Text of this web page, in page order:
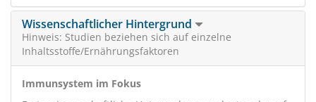
Wissenschaftlicher Hintergrund
Hinweis: Studien beziehen sich auf einzelne
Inhaltsstoffe/Ernährungsfaktoren
Immunsystem im Fokus